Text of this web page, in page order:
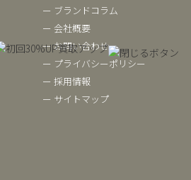
ー ブランドコラム
ー 会社概要
ー お問い合わせ
ー プライバシーポリシー
ー 採用情報
ー サイトマップ